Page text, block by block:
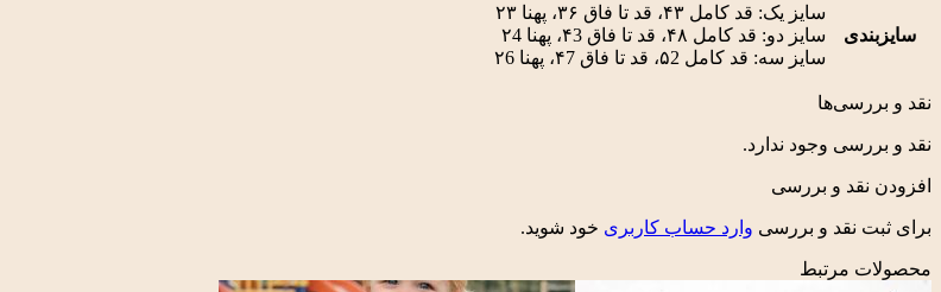
سایزبندی
سایز یک: قد کامل ۴۳، قد تا فاق ۳۶، پهنا ۲۳
سایز دو: قد کامل ۴۸، قد تا فاق ۴3، پهنا ۲4
سایز سه: قد کامل ۵2، قد تا فاق ۴7، پهنا ۲6
نقد و بررسی‌ها
نقد و بررسی وجود ندارد.
افزودن نقد و بررسی
برای ثبت نقد و بررسی وارد حساب کاربری خود شوید.
محصولات مرتبط